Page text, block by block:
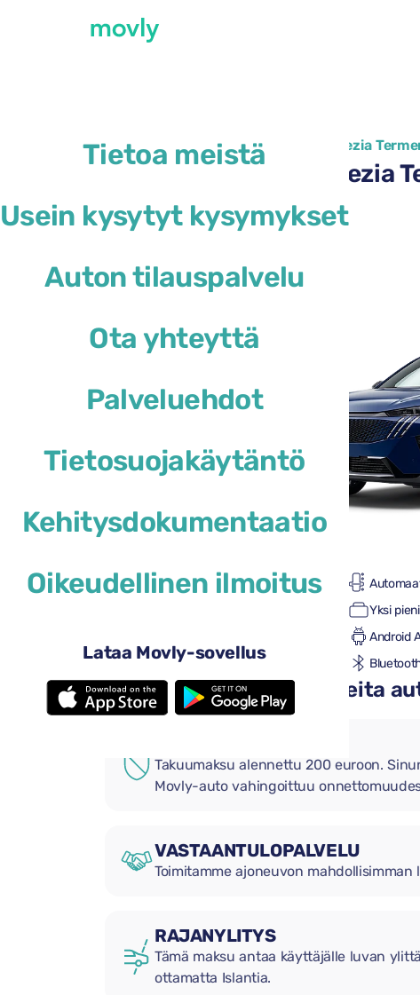
Tietoa meistä
Usein kysytyt kysymykset
Auton tilauspalvelu
Ota yhteyttä
Palveluehdot
Tietosuojakäytäntö
Kehitysdokumentaatio
Oikeudellinen ilmoitus
Lataa Movly-sovellus
← Kaikki saatavilla olevat autot Lamezia
Autonvuokraus Lamezia
tai vastaava
5 ovet
Yksi
Android
Peruutuskamera
Lisää käteviä lisävarusteita
Takuumaksu alennettu 200 euroon.
Movly-auto vahingoittuu
VASTAANTULOPALVELU
Toimitamme ajoneuvon
RAJANYLITYS
Tämä maksu antaa käyttäjälle luvan
ottamatta Islantia.